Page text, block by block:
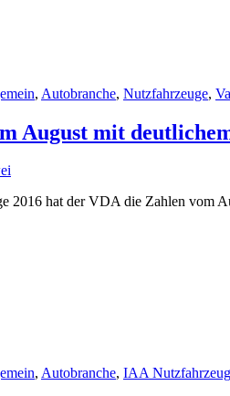
, Autobranche, Nutzfahrzeuge,
August mit
2016 hat der VDA die Zahlen vom
, Autobranche, IAA